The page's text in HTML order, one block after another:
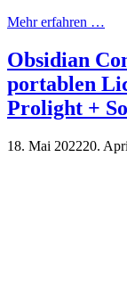
Mehr erfahren …
Obsidian
portablen
Prolight +
18. Mai 202220.